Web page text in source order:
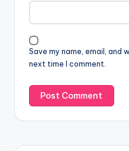
Save my name, email, and
next time I comment.